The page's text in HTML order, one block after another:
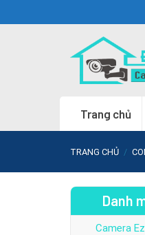
to
Trang chủ
TRANG CHỦ /
Danh
Camera